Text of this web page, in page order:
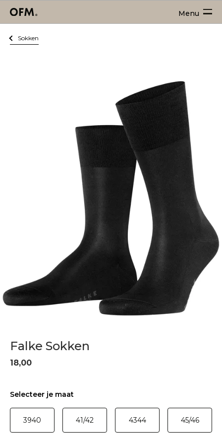
Menu
Sokken
Falke Sokken
18,00
Selecteer je maat
3940 41/42 4344 45/46